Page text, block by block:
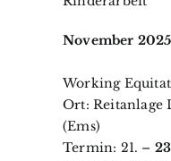
November 2025
Working
Ort: Reitanlage
(Ems)
Termin: 21. –